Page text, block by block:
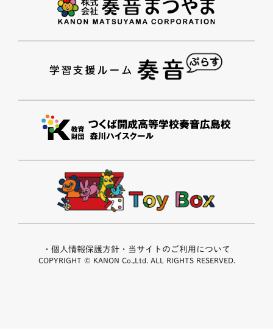
COPYRIGHT © KANON Co.,Ltd. ALL RIGHTS RESERVED.
・個人情報保護方針 ・当サイトのご利用について